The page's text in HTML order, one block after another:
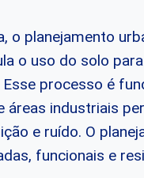
o planejamento
o uso do solo
processo é
áreas industriais
e ruído. O
funcionais e